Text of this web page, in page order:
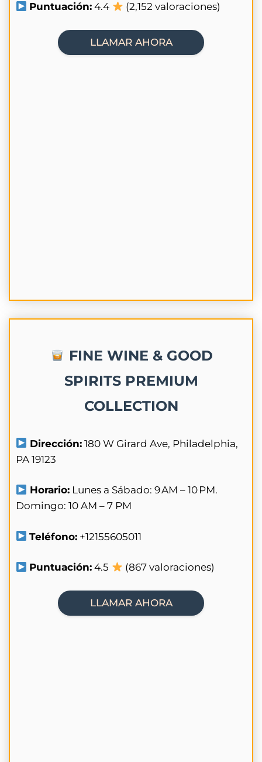
Puntuación: 4.4 (2,152 valoraciones)
LLAMAR AHORA
FINE WINE & GOOD
SPIRITS PREMIUM
COLLECTION
Dirección: 180 W Girard Ave, Philadelphia,
PA 19123
Horario: Lunes a Sábado: 9 AM – 10 PM.
Domingo: 10 AM – 7 PM
Teléfono: +12155605011
Puntuación: 4.5 (867 valoraciones)
LLAMAR AHORA